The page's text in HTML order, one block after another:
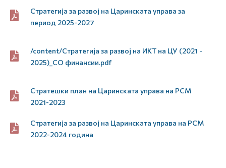
Стратегија за развој на Царинската управа за
период 2025-2027
/content/Стратегија за развој на ИКТ на ЦУ (2021 -
2025)_СО финансии.pdf
Стратешки план на Царинската управа на РСМ
2021-2023
Стратегија за развој на Царинската управа на РСМ
2022-2024 година